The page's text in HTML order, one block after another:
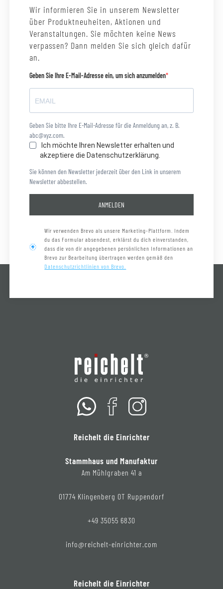
Wir informieren Sie in unserem Newsletter
über Produktneuheiten, Aktionen und
Veranstaltungen. Sie möchten keine News
verpassen? Dann melden Sie sich gleich dafür
an.
Geben Sie Ihre E-Mail-Adresse ein, um sich anzumelden
Geben Sie bitte Ihre E-Mail-Adresse für die Anmeldung an, z. B.
abc@xyz.com.
Ich möchte Ihren Newsletter erhalten und
akzeptiere die Datenschutzerklärung.
Sie können den Newsletter jederzeit über den Link in unserem
Newsletter abbestellen.
ANMELDEN
Wir verwenden Brevo als unsere Marketing-Plattform. Indem
du das Formular absendest, erklärst du dich einverstanden,
dass die von dir angegebenen persönlichen Informationen an
Brevo zur Bearbeitung übertragen werden gemäß den
Datenschutzrichtlinien von Brevo.
Reichelt die Einrichter
Stammhaus und Manufaktur
Am Mühlgraben 41 a
01774 Klingenberg OT Ruppendorf
+49 35055 6830
info@reichelt-einrichter.com
Reichelt die Einrichter